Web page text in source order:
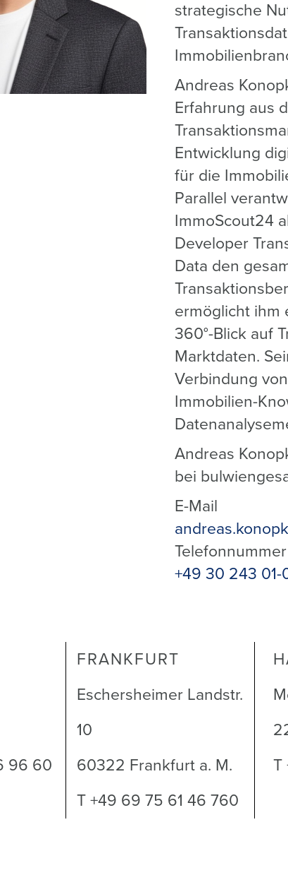
strategische
Andreas
Erfahrung aus
Entwicklung
für die
Parallel
ImmoScout24
Developer
Data den
ermöglicht ihm
360°-Blick auf
Marktdaten.
Verbindung
Immobilien-
Andreas
bei
E-Mail
Telefonnummer
+49 30 243 01-
96 60
FRANKFURT
Eschersheimer Landstr.
10
60322 Frankfurt a. M.
T +49 69 75 61 46 760
T